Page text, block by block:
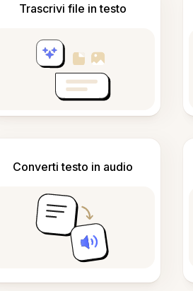
Trascrivi file in testo
Converti testo in audio